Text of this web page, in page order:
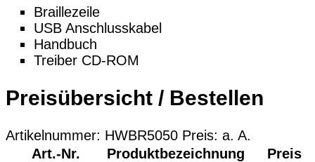
Braillezeile
USB Anschlusskabel
Handbuch
Treiber CD-ROM
Preisübersicht / Bestellen
Artikelnummer: HWBR5050 Preis: a. A.
Art.-Nr.
Produktbezeichnung
Preis